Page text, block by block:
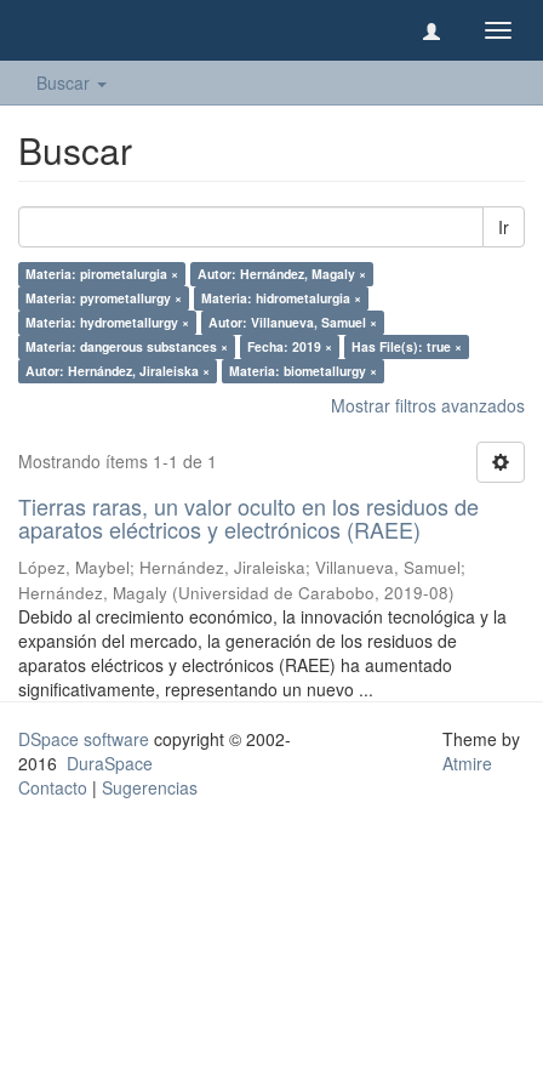
Buscar
Buscar
Ir
Materia: pirometalurgia ×
Autor: Hernández, Magaly ×
Materia: pyrometallurgy ×
Materia: hidrometalurgia ×
Materia: hydrometallurgy ×
Autor: Villanueva, Samuel ×
Materia: dangerous substances ×
Fecha: 2019 ×
Has File(s): true ×
Autor: Hernández, Jiraleiska ×
Materia: biometallurgy ×
Mostrar filtros avanzados
Mostrando ítems 1-1 de 1
Tierras raras, un valor oculto en los residuos de
aparatos eléctricos y electrónicos (RAEE)
López, Maybel; Hernández, Jiraleiska; Villanueva, Samuel;
Hernández, Magaly (Universidad de Carabobo, 2019-08)
Debido al crecimiento económico, la innovación tecnológica y la
expansión del mercado, la generación de los residuos de
aparatos eléctricos y electrónicos (RAEE) ha aumentado
significativamente, representando un nuevo ...
DSpace software copyright © 2002-
2016 DuraSpace
Contacto | Sugerencias
Theme by
Atmire